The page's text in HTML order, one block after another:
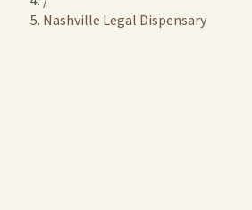
Nashville Legal Dispensary